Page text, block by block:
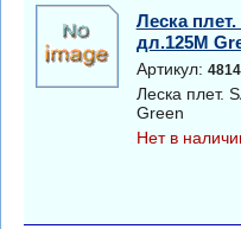
Леска
дл.125M
Артикул:
Леска плет.
Green
Нет в